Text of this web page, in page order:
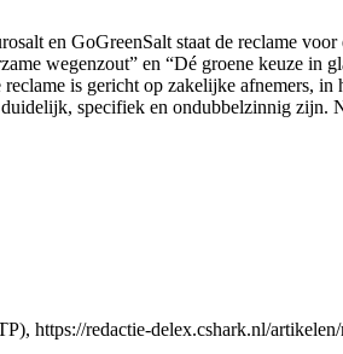
en GoGreenSalt staat de reclame
wegenzout” en “Dé groene keuze in
is gericht op zakelijke afnemers,
specifiek en ondubbelzinnig zijn.
redactie-delex.cshark.nl/